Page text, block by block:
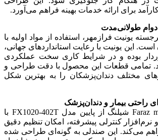
برای ارائه خدمات بهینه فراهم می‌آورد.
طولانی‌مدت
یونیت فرازمهر، استفاده از مواد اولیه با
این یونیت با رعایت استانداردهای جهانی،
بوده و در شرایط کاری سخت عملکردی
تمامی قطعات این محصول با دقت طراحی و
مختلف دندان‌پزشکان را به بهترین شکل
راحتی بیمار و دندان‌پزشک
یونیت فرازمهر Faraz mehr شیلنگ از پایین مدل FX1020-402T با
نرم‌افزار کنترلی پیشرفته، امکان تنظیم دقیق
می‌کند. این صندلی به گونه‌ای طراحی شده